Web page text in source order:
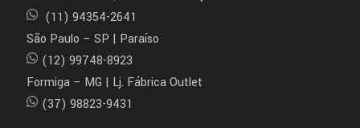
(11) 94354-2641
São Paulo – SP | Paraíso
(12) 99748-8923
Formiga – MG | Lj. Fábrica Outlet
(37) 98823-9431